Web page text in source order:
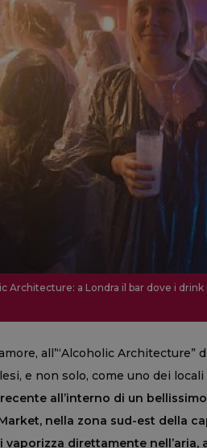
Architecture: a Londra il bar dove i
all’“Alcoholic Architecture”
e non solo, come uno dei
all’interno di un
nella zona sud-est della
vaporizza direttamente